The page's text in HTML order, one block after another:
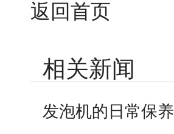
返回首页
相关新闻
发泡机的日常保养